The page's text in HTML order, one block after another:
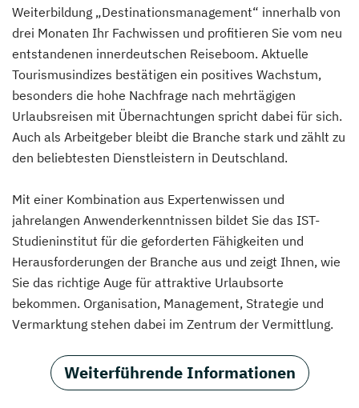
Weiterbildung „Destinationsmanagement“ innerhalb von
drei Monaten Ihr Fachwissen und profitieren Sie vom neu
entstandenen innerdeutschen Reiseboom. Aktuelle
Tourismusindizes bestätigen ein positives Wachstum,
besonders die hohe Nachfrage nach mehrtägigen
Urlaubsreisen mit Übernachtungen spricht dabei für sich.
Auch als Arbeitgeber bleibt die Branche stark und zählt zu
den beliebtesten Dienstleistern in Deutschland.
Mit einer Kombination aus Expertenwissen und
jahrelangen Anwenderkenntnissen bildet Sie das IST-
Studieninstitut für die geforderten Fähigkeiten und
Herausforderungen der Branche aus und zeigt Ihnen, wie
Sie das richtige Auge für attraktive Urlaubsorte
bekommen. Organisation, Management, Strategie und
Vermarktung stehen dabei im Zentrum der Vermittlung.
Weiterführende Informationen